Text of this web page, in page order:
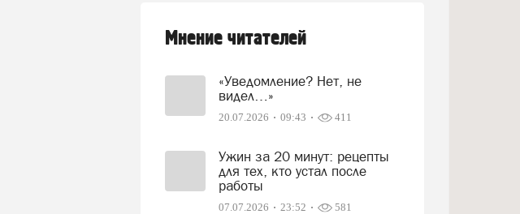
Мнение читателей
«Уведомление? Нет, не
видел…»
20.07.2026 09:43 411
Ужин за 20 минут: рецепты
для тех, кто устал после
работы
07.07.2026 23:52 581